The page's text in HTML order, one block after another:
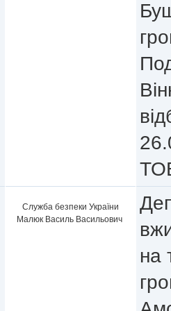
Служба безпеки України
Малюк Василь Васильович
на